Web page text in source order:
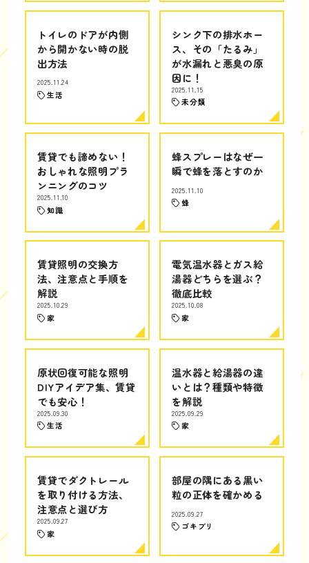
トイレのドアが内側
から開かない時の脱
出方法
2025.11.24
生活
シンク下の排水ホー
ス、その「たるみ」
が水漏れと悪臭の原
因に！
2025.11.15
未分類
賃貸でも諦めない！
おしゃれな照明プラ
ンニングのコツ
2025.11.10
知識
蜂スプレーはなぜ一
瞬で蜂を落とすのか
2025.11.10
蜂
賃貸照明の交換方
法、注意点と手順を
解説
2025.10.29
家
電気温水器とガス給
湯器どちらを選ぶ？
徹底比較
2025.10.08
家
原状回復可能な照明
DIYアイデア集、賃貸
でも安心！
2025.09.30
生活
温水器と給湯器の違
いとは？種類や特徴
を解説
2025.09.29
家
賃貸でダクトレール
を取り付ける方法、
注意点と選び方
2025.09.27
家
部屋の隅にある黒い
粒の正体を確かめる
2025.09.27
ゴキブリ